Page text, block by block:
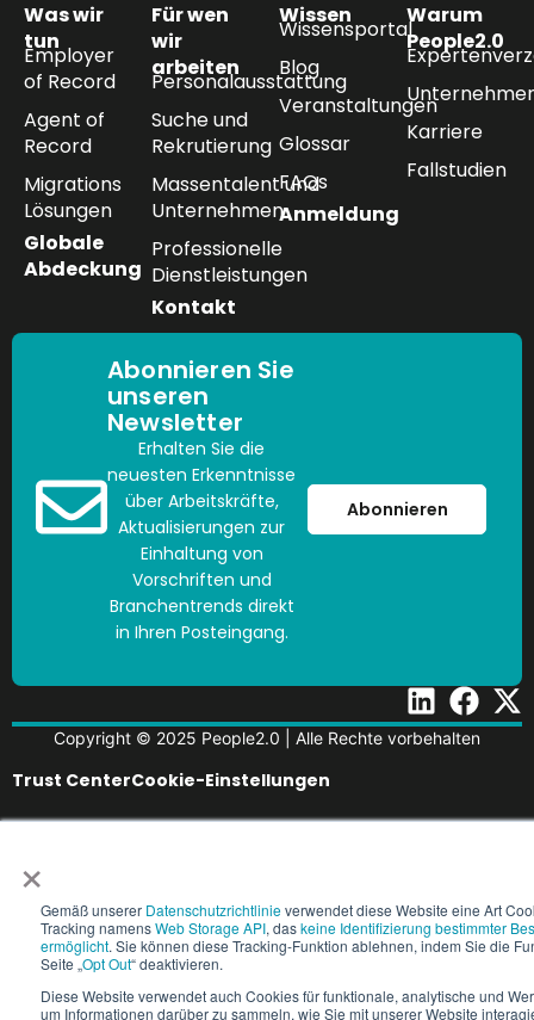
×
Gemäß unserer Datenschutzrichtlinieverwendet diese Website eine Art
Tracking namensWeb Storage API, daskeine Identifizierung bestimmter
ermöglicht. Sie können diese Tracking-Funktion ablehnen, indem Sie die
Seite „Opt Out“ deaktivieren.
Diese Website verwendet auch Cookies für funktionale, analytische und
um Informationen darüber zu sammeln, wie Sie mit unserer Website
Was wir
tun
Employer
of Record
Agent of
Record
Migrations
Lösungen
Globale
Abdeckung
Für wen
wir
arbeiten
Personalausstattung
Suche und
Rekrutierung
Massentalent und
Unternehmen
Professionelle
Dienstleistungen
Kontakt
Wissen
Wissensportal
Blog
Veranstaltungen
Glossar
FAQs
Anmeldung
Warum
People2.0
Karriere
Fallstudien
Abonnieren Sie
unseren
Newsletter
Erhalten Sie die
neuesten Erkenntnisse
über Arbeitskräfte,
Aktualisierungen zur
Einhaltung von
Vorschriften und
Branchentrends direkt
in Ihren Posteingang.
Abonnieren
Copyright © 2025 People2.0 | Alle Rechte vorbehalten
Trust CenterCookie-Einstellungen